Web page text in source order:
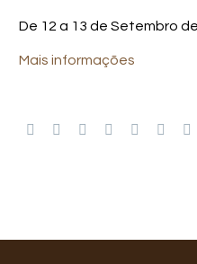
De 12 a 13 de Setembro
Mais informações